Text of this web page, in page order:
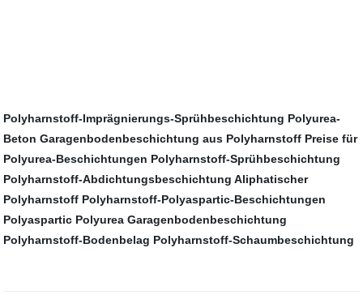
Polyharnstoff-Imprägnierungs-Sprühbeschichtung Polyurea-
Beton Garagenbodenbeschichtung aus Polyharnstoff Preise für
Polyurea-Beschichtungen Polyharnstoff-Sprühbeschichtung
Polyharnstoff-Abdichtungsbeschichtung Aliphatischer
Polyharnstoff Polyharnstoff-Polyaspartic-Beschichtungen
Polyaspartic Polyurea Garagenbodenbeschichtung
Polyharnstoff-Bodenbelag Polyharnstoff-Schaumbeschichtung